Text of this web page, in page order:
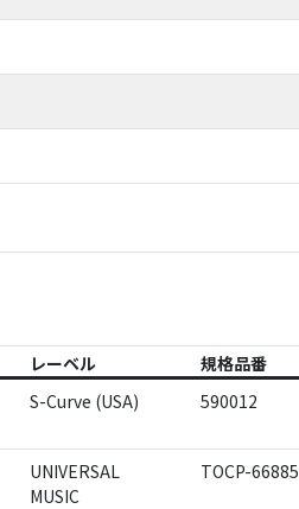
レーベル 規格品番
S-Curve (USA) 590012
UNIVERSAL
MUSIC
TOCP-66885